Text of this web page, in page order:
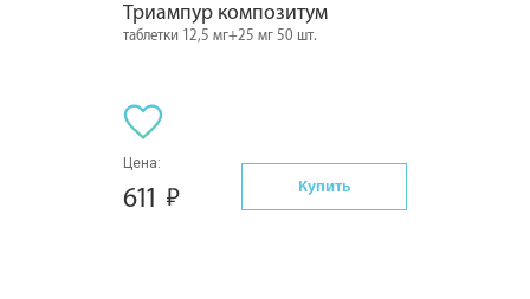
Триампур композитум
таблетки 12,5 мг+25 мг 50 шт.
Цена:
611 Купить